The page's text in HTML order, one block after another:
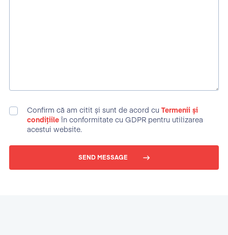
Confirm că am citit și sunt de acord cu Termenii și
condițiile în conformitate cu GDPR pentru utilizarea
acestui website.
SEND MESSAGE